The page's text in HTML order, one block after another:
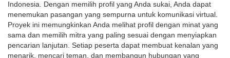
Indonesia. Dengan memilih profil yang Anda sukai, Anda dapat
menemukan pasangan yang sempurna untuk komunikasi virtual.
Proyek ini memungkinkan Anda melihat profil dengan minat yang
sama dan memilih mitra yang paling sesuai dengan menyiapkan
pencarian lanjutan. Setiap peserta dapat membuat kenalan yang
menarik, mencari teman, dan membangun hubungan yang